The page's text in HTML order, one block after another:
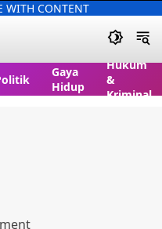
WITH CONTENT
Gaya
Hidup
Hukum
&
Kriminal